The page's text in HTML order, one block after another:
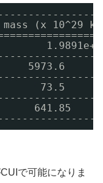
mass (x 10^29
5973.6
73.5
641.85
で可能になりま